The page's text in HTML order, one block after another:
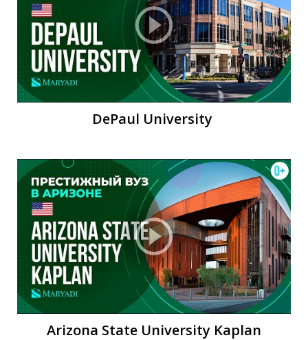
Н
DePaul University
Arizona State University Kaplan